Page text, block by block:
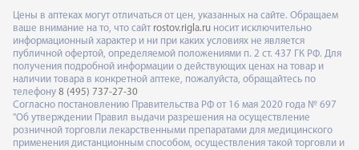
Цены в аптеках могут отличаться от цен, указанных на сайте. Обращаем
ваше внимание на то, что сайт rostov.rigla.ru носит исключительно
информационный характер и ни при каких условиях не является
публичной офертой, определяемой положениями п. 2 ст. 437 ГК РФ. Для
получения подробной информации о действующих ценах на товар и
наличии товара в конкретной аптеке, пожалуйста, обращайтесь по
телефону 8 (495) 737-27-30
Согласно постановлению Правительства РФ от 16 мая 2020 года № 697
"Об утверждении Правил выдачи разрешения на осуществление
розничной торговли лекарственными препаратами для медицинского
применения дистанционным способом, осуществления такой торговли и